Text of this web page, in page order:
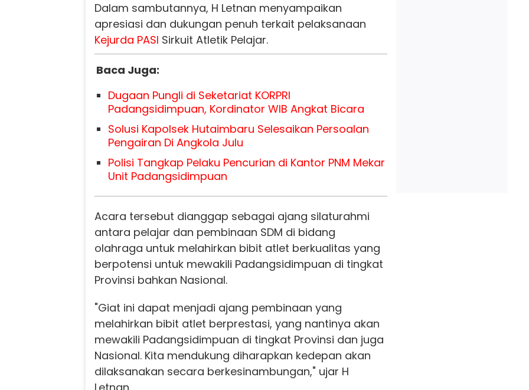
Dalam sambutannya, H Letnan menyampaikan
apresiasi dan dukungan penuh terkait pelaksanaan
Kejurda PASI Sirkuit Atletik Pelajar.
Baca Juga:
Dugaan Pungli di Seketariat KORPRI
Padangsidimpuan, Kordinator WIB Angkat Bicara
Solusi Kapolsek Hutaimbaru Selesaikan Persoalan
Pengairan Di Angkola Julu
Polisi Tangkap Pelaku Pencurian di Kantor PNM Mekar
Unit Padangsidimpuan
Acara tersebut dianggap sebagai ajang silaturahmi
antara pelajar dan pembinaan SDM di bidang
olahraga untuk melahirkan bibit atlet berkualitas yang
berpotensi untuk mewakili Padangsidimpuan di tingkat
Provinsi bahkan Nasional.
"Giat ini dapat menjadi ajang pembinaan yang
melahirkan bibit atlet berprestasi, yang nantinya akan
mewakili Padangsidimpuan di tingkat Provinsi dan juga
Nasional. Kita mendukung diharapkan kedepan akan
dilaksanakan secara berkesinambungan," ujar H